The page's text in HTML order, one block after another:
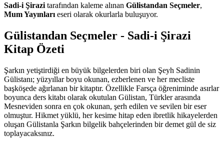
Sadi-i Şirazi tarafından kaleme alınan Gülistandan Seçmeler,
Mum Yayınları eseri olarak okurlarla buluşuyor.
Gülistandan Seçmeler - Sadi-i Şirazi
Kitap Özeti
Şarkın yetiştirdiği en büyük bilgelerden biri olan Şeyh Sadinin
Gülistanı; yüzyıllar boyu okunan, ezberlenen ve her mecliste
başköşede ağırlanan bir kitaptır. Özellikle Farsça öğreniminde asırlar
boyunca ders kitabı olarak okutulan Gülistan, Türkler arasında
Mesneviden sonra en çok okunan, şerh edilen ve sevilen bir eser
olmuştur. Hikmet yüklü, her kesime hitap eden ibretlik hikayelerden
oluşan Gülistanla Şarkın bilgelik bahçelerinden bir demet gül de siz
toplayacaksınız.